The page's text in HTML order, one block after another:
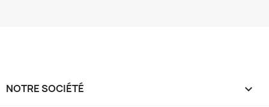
NOTRE SOCIÉTÉ 